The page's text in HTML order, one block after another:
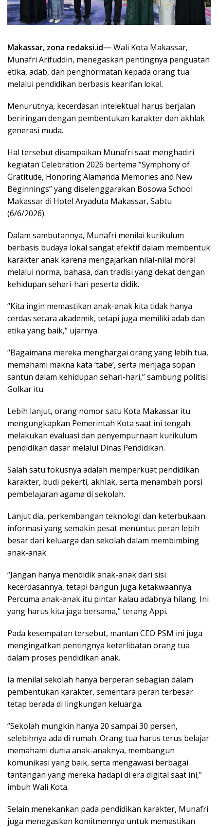
Makassar, zona redaksi.id— Wali Kota Makassar,
Munafri Arifuddin, menegaskan pentingnya penguatan
etika, adab, dan penghormatan kepada orang tua
melalui pendidikan berbasis kearifan lokal.
Menurutnya, kecerdasan intelektual harus berjalan
beriringan dengan pembentukan karakter dan akhlak
generasi muda.
Hal tersebut disampaikan Munafri saat menghadiri
kegiatan Celebration 2026 bertema “Symphony of
Gratitude, Honoring Alamanda Memories and New
Beginnings” yang diselenggarakan Bosowa School
Makassar di Hotel Aryaduta Makassar, Sabtu
(6/6/2026).
Dalam sambutannya, Munafri menilai kurikulum
berbasis budaya lokal sangat efektif dalam membentuk
karakter anak karena mengajarkan nilai-nilai moral
melalui norma, bahasa, dan tradisi yang dekat dengan
kehidupan sehari-hari peserta didik.
“Kita ingin memastikan anak-anak kita tidak hanya
cerdas secara akademik, tetapi juga memiliki adab dan
etika yang baik,” ujarnya.
“Bagaimana mereka menghargai orang yang lebih tua,
memahami makna kata ‘tabe’, serta menjaga sopan
santun dalam kehidupan sehari-hari,” sambung politisi
Golkar itu.
Lebih lanjut, orang nomor satu Kota Makassar itu
mengungkapkan Pemerintah Kota saat ini tengah
melakukan evaluasi dan penyempurnaan kurikulum
pendidikan dasar melalui Dinas Pendidikan.
Salah satu fokusnya adalah memperkuat pendidikan
karakter, budi pekerti, akhlak, serta menambah porsi
pembelajaran agama di sekolah.
Lanjut dia, perkembangan teknologi dan keterbukaan
informasi yang semakin pesat menuntut peran lebih
besar dari keluarga dan sekolah dalam membimbing
anak-anak.
“Jangan hanya mendidik anak-anak dari sisi
kecerdasannya, tetapi bangun juga ketakwaannya.
Percuma anak-anak itu pintar kalau adabnya hilang. Ini
yang harus kita jaga bersama,” terang Appi.
Pada kesempatan tersebut, mantan CEO PSM ini juga
mengingatkan pentingnya keterlibatan orang tua
dalam proses pendidikan anak.
Ia menilai sekolah hanya berperan sebagian dalam
pembentukan karakter, sementara peran terbesar
tetap berada di lingkungan keluarga.
“Sekolah mungkin hanya 20 sampai 30 persen,
selebihnya ada di rumah. Orang tua harus terus belajar
memahami dunia anak-anaknya, membangun
komunikasi yang baik, serta mengawasi berbagai
tantangan yang mereka hadapi di era digital saat ini,”
imbuh Wali Kota.
Selain menekankan pada pendidikan karakter, Munafri
juga menegaskan komitmennya untuk memastikan